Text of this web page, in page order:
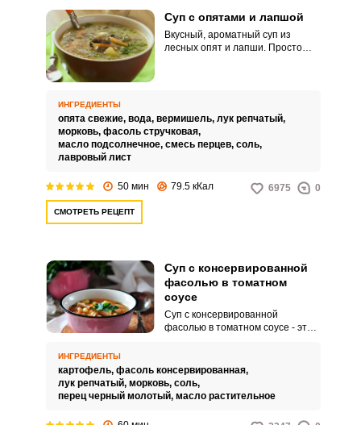
Суп с опятами и лапшой
Вкусный, ароматный суп из
лесных опят и лапши. Просто
ИНГРЕДИЕНТЫ
опята свежие, вода, вермишель, лук репчатый,
морковь, фасоль стручковая,
масло подсолнечное, смесь перцев, соль,
лавровый лист
50 мин 79.5 кКал 6975 0
СМОТРЕТЬ РЕЦЕПТ
Суп с консервированной
фасолью в томатном
соусе
Суп с консервированной
фасолью в томатном соусе - это
привычное меню. Приготовление
супа не отнимет у вас много
времени, а насыщенный вкус,
ИНГРЕДИЕНТЫ
картофель, фасоль консервированная,
лук репчатый, морковь, соль,
перец черный молотый, масло растительное